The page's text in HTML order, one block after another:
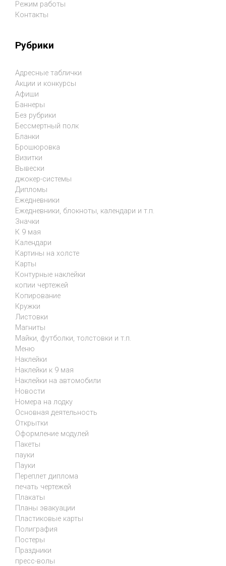
Режим работы
Контакты
Рубрики
Адресные таблички
Акции и конкурсы
Афиши
Баннеры
Без рубрики
Бессмертный полк
Бланки
Брошюровка
Визитки
Вывески
джокер-системы
Дипломы
Ежедневники
Ежедневники, блокноты, календари и т.п.
Значки
К 9 мая
Календари
Картины на холсте
Карты
Контурные наклейки
копии чертежей
Копирование
Кружки
Листовки
Магниты
Майки, футболки, толстовки и т.п.
Меню
Наклейки
Наклейки к 9 мая
Наклейки на автомобили
Новости
Номера на лодку
Основная деятельность
Открытки
Оформление модулей
Пакеты
пауки
Пауки
Переплет диплома
печать чертежей
Плакаты
Планы эвакуации
Пластиковые карты
Полиграфия
Постеры
Праздники
пресс-волы